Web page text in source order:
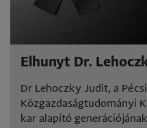
Elhunyt Dr.
Dr Lehoczky Judit, a
Közgazdaságtudományi
kar alapító